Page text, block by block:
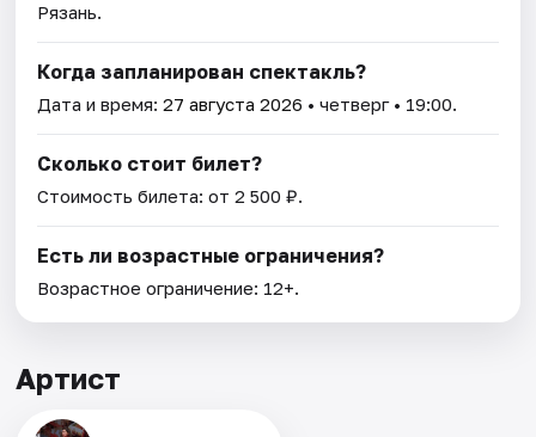
Рязань.
Когда запланирован спектакль?
Дата и время:27 августа 2026 • четверг • 19:00.
Сколько стоит билет?
Стоимость билета: от 2 500 ₽.
Есть ли возрастные ограничения?
Возрастное ограничение: 12+.
Артист